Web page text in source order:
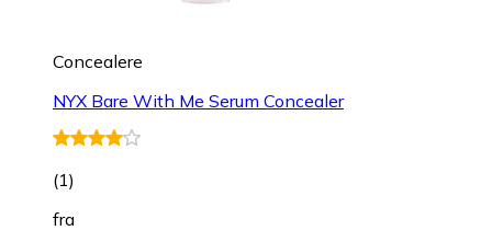
Concealere
NYX Bare With Me Serum Concealer
(1)
fra